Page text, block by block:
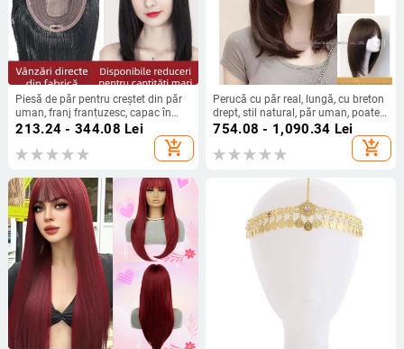
Piesă de păr pentru creștet din păr
uman, franj franțuzesc, capac în
formă de T, piesă unică, păr lung
213.24 - 344.08 Lei
add_shopping_cart
Perucă cu păr real, lungă, cu breton
drept, stil natural, păr uman, poate
fi vopsită sau îndreptată
754.08 - 1,090.34 Lei
add_shopping_cart